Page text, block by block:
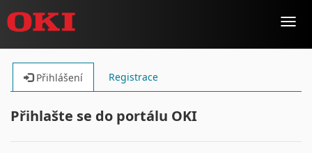
Přihlášení Registrace
Přihlašte se do portálu OKI